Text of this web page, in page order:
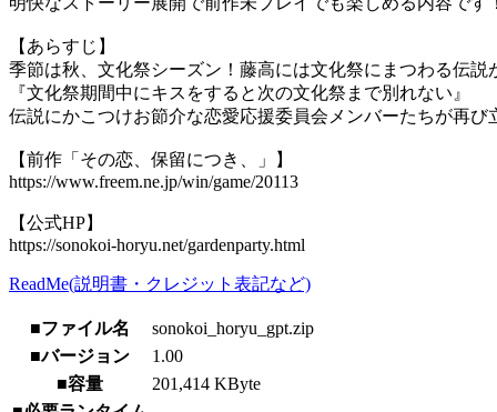
【あらすじ】
季節は秋、文化祭シーズン！藤高には文化祭にまつわる伝説
『文化祭期間中にキスをすると次の文化祭まで別れない』
伝説にかこつけお節介な恋愛応援委員会メンバーたちが再び
【前作「その恋、保留につき、」】
https://www.freem.ne.jp/win/game/20113
【公式HP】
https://sonokoi-horyu.net/gardenparty.html
ReadMe(説明書・クレジット表記など)
■ファイル名
sonokoi_horyu_gpt.zip
■バージョン
1.00
■容量
201,414 KByte